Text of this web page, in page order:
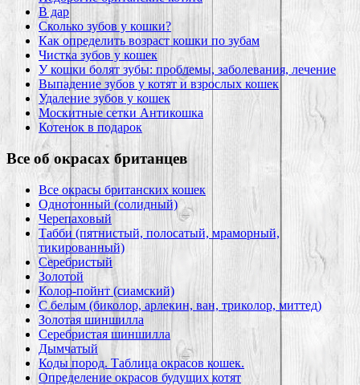
В дар
Сколько зубов у кошки?
Как определить возраст кошки по зубам
Чистка зубов у кошек
У кошки болят зубы: проблемы, заболевания, лечение
Выпадение зубов у котят и взрослых кошек
Удаление зубов у кошек
Москитные сетки Антикошка
Котенок в подарок
Все об окрасах британцев
Все окрасы британских кошек
Однотонный (солидный)
Черепаховый
Табби (пятнистый, полосатый, мраморный,
тикированный)
Серебристый
Золотой
Колор-пойнт (сиамский)
С белым (биколор, арлекин, ван, триколор, миттед)
Золотая шиншилла
Серебристая шиншилла
Дымчатый
Коды пород. Таблица окрасов кошек.
Определение окрасов будущих котят